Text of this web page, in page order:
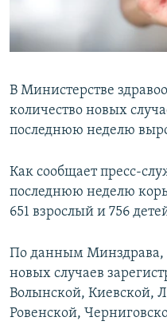
ПОБЕДИТЕЛЕЙ НЕ СУДЯТ?
УКРАИНСКАЯ ПРОБЛЕМА
В Министерстве
количество новых
последнюю неделю
Как сообщает пресс-
последнюю неделю
651 взрослый и 756
По данным Минздрава,
новых случаев
Волынской, Киевской,
Ровенской,